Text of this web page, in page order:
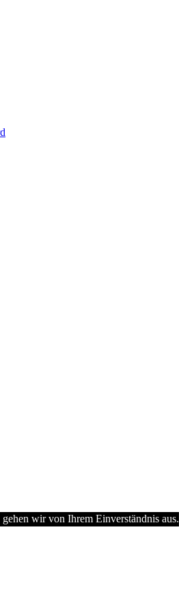
wir von Ihrem Einverständnis aus.